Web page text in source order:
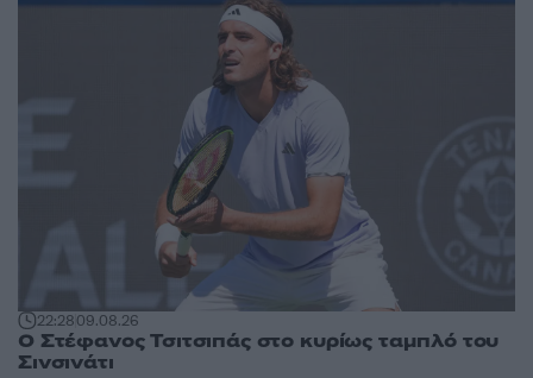
22:2809.08.26
Ο Στέφανος Τσιτσιπάς στο κυρίως ταμπλό του
Σινσινάτι